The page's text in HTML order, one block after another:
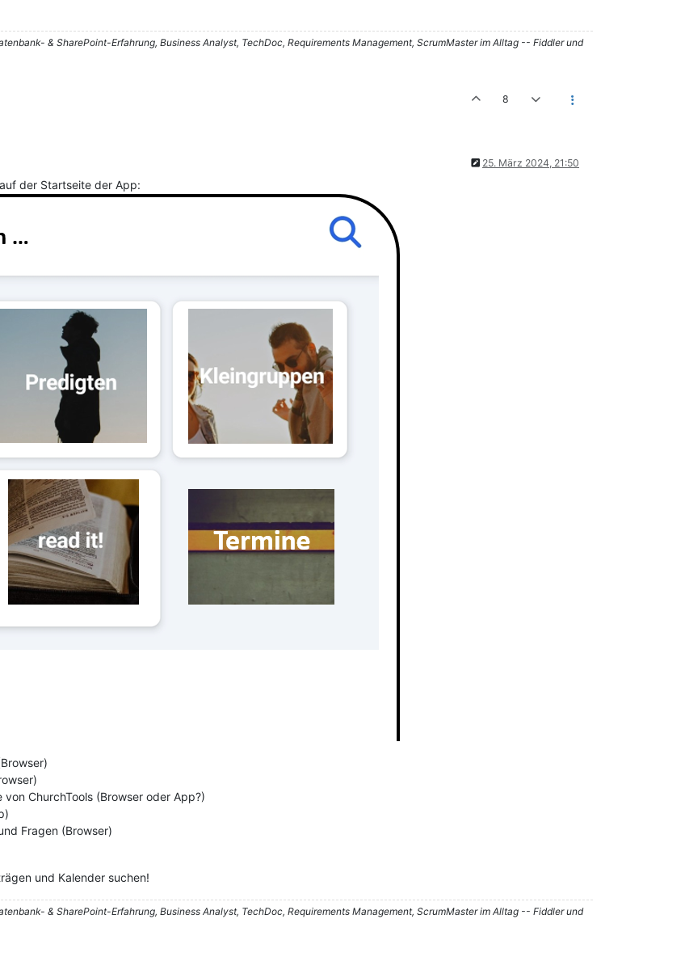
& SharePoint-Erfahrung, Business Analyst, TechDoc, Requirements Management, ScrumMaster im Alltag -- Fiddler und
8
25. März 2024, 21:50
der Startseite der App:
ChurchTools (Browser oder App?)
Fragen (Browser)
und Kalender suchen!
& SharePoint-Erfahrung, Business Analyst, TechDoc, Requirements Management, ScrumMaster im Alltag -- Fiddler und